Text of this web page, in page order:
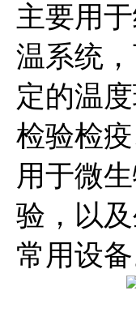
主要用
温系统
定的温
检验检
用于微
验，以
常用设